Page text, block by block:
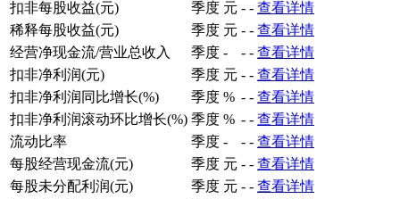
扣非每股收益(元)
季度 元 - - 查看详情
稀释每股收益(元)
季度 元 - - 查看详情
经营净现金流/营业总收入
季度 - - - 查看详情
扣非净利润(元)
季度 元 - - 查看详情
扣非净利润同比增长(%)
季度 % - - 查看详情
扣非净利润滚动环比增长(%) 季度 % - - 查看详情
流动比率
季度 - - - 查看详情
每股经营现金流(元)
季度 元 - - 查看详情
每股未分配利润(元)
季度 元 - - 查看详情